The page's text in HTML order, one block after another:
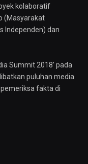
kolaboratif
(Masyarakat
Independen) dan
Summit 2018’ pada
puluhan media
fakta di